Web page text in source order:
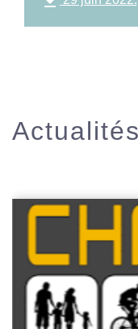
Actualités